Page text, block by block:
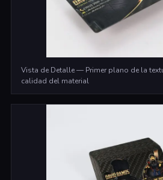
Vista de Detalle — Primer plano de la
calidad del material